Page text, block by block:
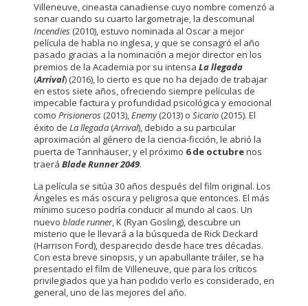
Villeneuve, cineasta canadiense cuyo nombre comenzó a
sonar cuando su cuarto largometraje, la descomunal
Incendies (2010), estuvo nominada al Oscar a mejor
película de habla no inglesa, y que se consagró el año
pasado gracias a la nominación a mejor director en los
premios de la Academia por su intensa La llegada
(Arrival) (2016), lo cierto es que no ha dejado de trabajar
en estos siete años, ofreciendo siempre películas de
impecable factura y profundidad psicológica y emocional
como Prisioneros (2013),Enemy(2013) o Sicario (2015). El
éxito de La llegada (Arrival), debido a su particular
aproximación al género de la ciencia-ficción, le abrió la
puerta de Tannhäuser, y el próximo 6 de octubrenos
traerá Blade Runner 2049.
La película se sitúa 30 años después del film original. Los
Ángeles es más oscura y peligrosa que entonces. El más
mínimo suceso podría conducir al mundo al caos. Un
nuevo blade runner, K (Ryan Gosling), descubre un
misterio que le llevará a la búsqueda de Rick Deckard
(Harrison Ford), desparecido desde hace tres décadas.
Con esta breve sinopsis, y un apabullante tráiler, se ha
presentado el film de Villeneuve, que para los críticos
privilegiados que ya han podido verlo es considerado, en
general, uno de las mejores del año.